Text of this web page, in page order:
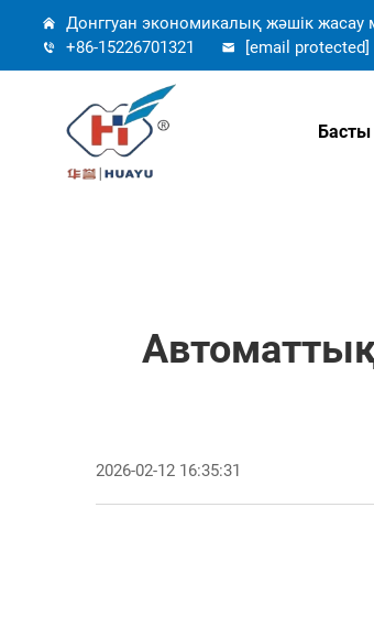
Донггуан экономикалық жәшік
+86-15226701321
[email protected]
Басты
2026-02-12 16:35:31